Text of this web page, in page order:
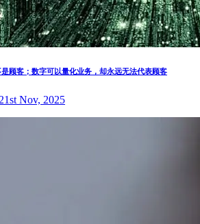
顾客；数字可以量化业务，却永远无法代表顾客
Nov, 2025